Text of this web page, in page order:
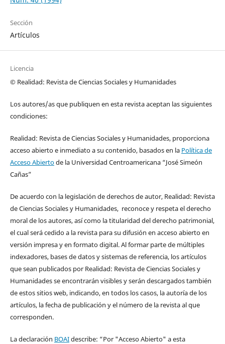
Sección
Artículos
Licencia
© Realidad: Revista de Ciencias Sociales y Humanidades
Los autores/as que publiquen en esta revista aceptan las siguientes
condiciones:
Realidad: Revista de Ciencias Sociales y Humanidades, proporciona
acceso abierto e inmediato a su contenido, basados en la Política de
Acceso Abiertode la Universidad Centroamericana “José Simeón
Cañas”
De acuerdo con la legislación de derechos de autor, Realidad: Revista
de Ciencias Sociales y Humanidades, reconoce y respeta el derecho
moral de los autores, así como la titularidad del derecho patrimonial,
el cual será cedido a la revista para su difusión en acceso abierto en
versión impresa y en formato digital. Al formar parte de múltiples
indexadores, bases de datos y sistemas de referencia, los artículos
que sean publicados por Realidad: Revista de Ciencias Sociales y
Humanidades se encontrarán visibles y serán descargados también
de estos sitios web, indicando, en todos los casos, la autoría de los
artículos, la fecha de publicación y el número de la revista al que
corresponden.
La declaración BOAIdescribe: “Por "Acceso Abierto" a esta